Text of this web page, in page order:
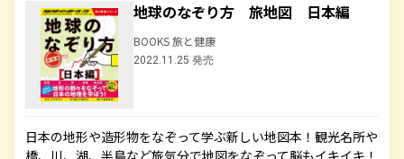
地球のなぞり方 旅地図 日本編
BOOKS 旅と健康
2022.11.25 発売
日本の地形や造形物をなぞって学ぶ新しい地図本！観光名所や
橋、川、湖、半島など旅気分で地図をなぞって脳もイキイキ！